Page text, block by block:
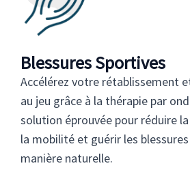
Blessures Sportives
Accélérez votre rétablissement
au jeu grâce à la thérapie par
solution éprouvée pour réduire
la mobilité et guérir les
manière naturelle.